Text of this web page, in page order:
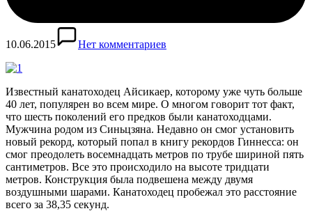
10.06.2015 Нет комментариев
Известный канатоходец Айсикаер, которому уже чуть больше
40 лет, популярен во всем мире. О многом говорит тот факт,
что шесть поколений его предков были канатоходцами.
Мужчина родом из Синьцзяна. Недавно он смог установить
новый рекорд, который попал в книгу рекордов Гиннесса: он
смог преодолеть восемнадцать метров по трубе шириной пять
сантиметров. Все это происходило на высоте тридцати
метров. Конструкция была подвешена между двумя
воздушными шарами. Канатоходец пробежал это расстояние
всего за 38,35 секунд.